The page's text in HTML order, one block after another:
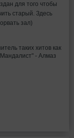
для того чтобы
старый. Здесь
зал)
таких хитов как
- Алмаз